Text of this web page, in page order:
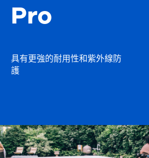
具有更強的耐用性和紫外線防
護
Pro